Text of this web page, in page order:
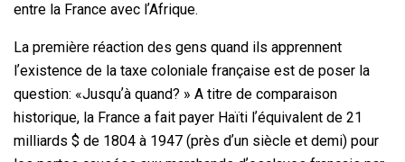
entre la France avec lʼAfrique.
La première réaction des gens quand ils apprennent
lʼexistence de la taxe coloniale française est de poser la
question: «Jusquʼà quand? » A titre de comparaison
historique, la France a fait payer Haïti lʼéquivalent de 21
milliards $ de 1804 à 1947 (près dʼun siècle et demi) pour